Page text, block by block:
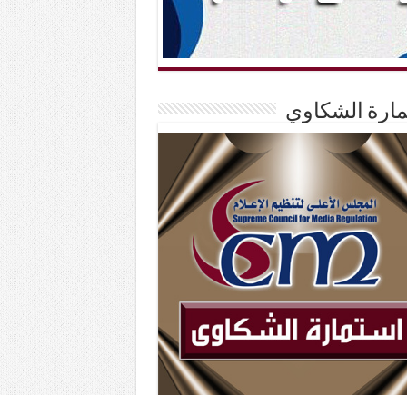
الشكاوي